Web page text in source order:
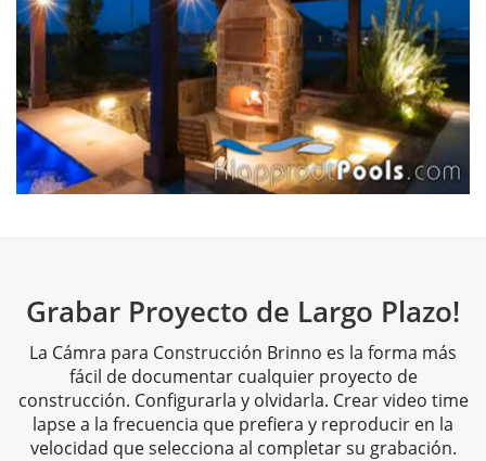
Grabar Proyecto de Largo Plazo!
La Cámra para Construcción Brinno es la forma más
fácil de documentar cualquier proyecto de
construcción. Configurarla y olvidarla. Crear video time
lapse a la frecuencia que prefiera y reproducir en la
velocidad que selecciona al completar su grabación.